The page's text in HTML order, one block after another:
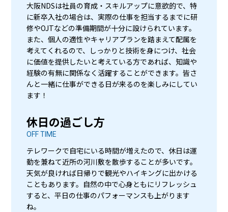
大阪NDSは社員の育成・スキルアップに意欲的で、特
に新卒入社の場合は、実際の仕事を担当するまでに研
修やOJTなどの準備期間が十分に設けられています。
また、個人の適性やキャリアプランを踏まえて配属を
考えてくれるので、しっかりと技術を身につけ、社会
に価値を提供したいと考えている方であれば、知識や
経験の有無に関係なく活躍することができます。皆さ
んと一緒に仕事ができる日が来るのを楽しみにしてい
ます！
休日の過ごし方
OFF TIME
テレワークで自宅にいる時間が増えたので、休日は運
動を兼ねて近所の河川敷を散歩することが多いです。
天気が良ければ日帰りで観光やハイキングに出かける
こともあります。自然の中で心身ともにリフレッシュ
すると、平日の仕事のパフォーマンスも上がります
ね。